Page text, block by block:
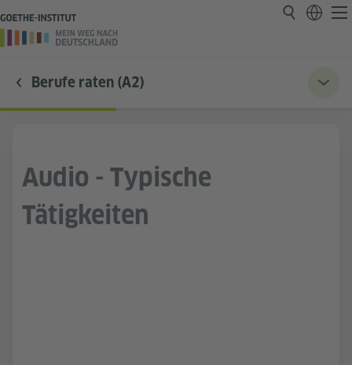
Berufe raten (A2)
Audio - Typische
Tätigkeiten